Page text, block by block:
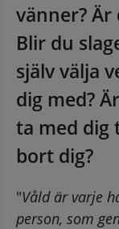
vänner?
Blir du
själv välja
dig med?
ta med dig
bort dig?
"Våld är varje
person, som